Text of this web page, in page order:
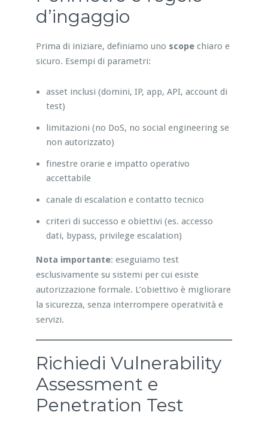
d’ingaggio
Prima di iniziare, definiamo uno scopechiaro e
sicuro. Esempi di parametri:
asset inclusi (domini, IP, app, API, account di
test)
limitazioni (no DoS, no social engineering se
non autorizzato)
finestre orarie e impatto operativo
accettabile
canale di escalation e contatto tecnico
criteri di successo e obiettivi (es. accesso
dati, bypass, privilege escalation)
Nota importante: eseguiamo test
esclusivamente su sistemi per cui esiste
autorizzazione formale. L’obiettivo è migliorare
la sicurezza, senza interrompere operatività e
servizi.
Richiedi Vulnerability
Assessment e
Penetration Test